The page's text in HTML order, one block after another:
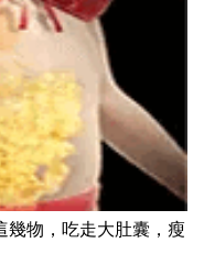
幾物，吃走大肚囊，瘦